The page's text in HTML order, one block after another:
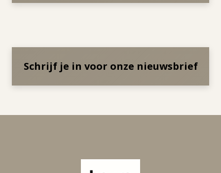
Schrijf je in voor onze nieuwsbrief